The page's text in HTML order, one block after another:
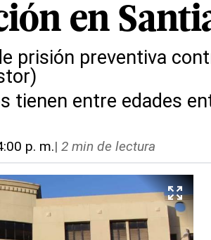
en
prisión preventiva
tienen entre edades
p. m.| 2 min de lectura